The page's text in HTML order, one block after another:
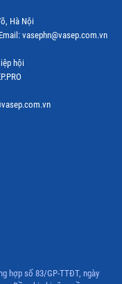
Hà Nội
vasephn@vasep.com.vn
hội
hợp số 83/GP-TTĐT, ngày